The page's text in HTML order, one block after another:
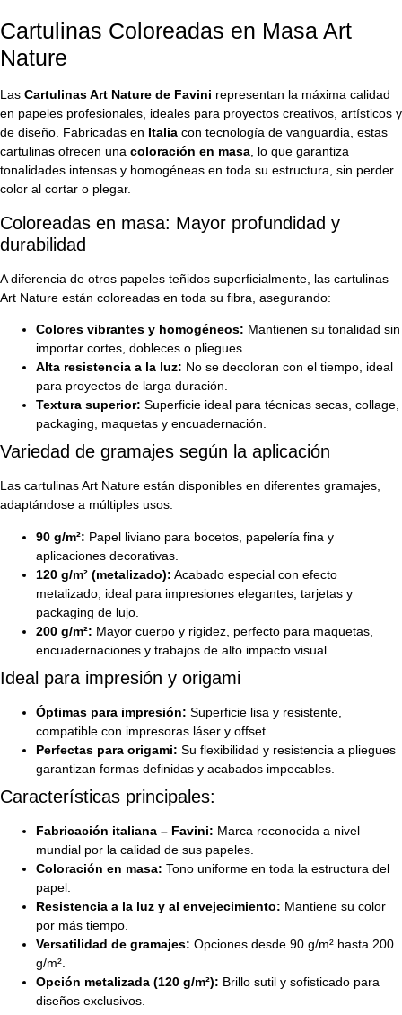
Cartulinas Coloreadas en Masa Art
Nature
Las Cartulinas Art Nature de Favini representan la máxima calidad
en papeles profesionales, ideales para proyectos creativos, artísticos y
de diseño. Fabricadas en Italia con tecnología de vanguardia, estas
cartulinas ofrecen una coloración en masa, lo que garantiza
tonalidades intensas y homogéneas en toda su estructura, sin perder
color al cortar o plegar.
Coloreadas en masa: Mayor profundidad y
durabilidad
A diferencia de otros papeles teñidos superficialmente, las cartulinas
Art Nature están coloreadas en toda su fibra, asegurando:
Colores vibrantes y homogéneos: Mantienen su tonalidad sin
importar cortes, dobleces o pliegues.
Alta resistencia a la luz: No se decoloran con el tiempo, ideal
para proyectos de larga duración.
Textura superior: Superficie ideal para técnicas secas, collage,
packaging, maquetas y encuadernación.
Variedad de gramajes según la aplicación
Las cartulinas Art Nature están disponibles en diferentes gramajes,
adaptándose a múltiples usos:
90 g/m²: Papel liviano para bocetos, papelería fina y
aplicaciones decorativas.
120 g/m² (metalizado): Acabado especial con efecto
metalizado, ideal para impresiones elegantes, tarjetas y
packaging de lujo.
200 g/m²: Mayor cuerpo y rigidez, perfecto para maquetas,
encuadernaciones y trabajos de alto impacto visual.
Ideal para impresión y origami
Óptimas para impresión: Superficie lisa y resistente,
compatible con impresoras láser y offset.
Perfectas para origami: Su flexibilidad y resistencia a pliegues
garantizan formas definidas y acabados impecables.
Características principales:
Fabricación italiana – Favini: Marca reconocida a nivel
mundial por la calidad de sus papeles.
Coloración en masa: Tono uniforme en toda la estructura del
papel.
Resistencia a la luz y al envejecimiento: Mantiene su color
por más tiempo.
Versatilidad de gramajes: Opciones desde 90 g/m² hasta 200
g/m².
Opción metalizada (120 g/m²): Brillo sutil y sofisticado para
diseños exclusivos.